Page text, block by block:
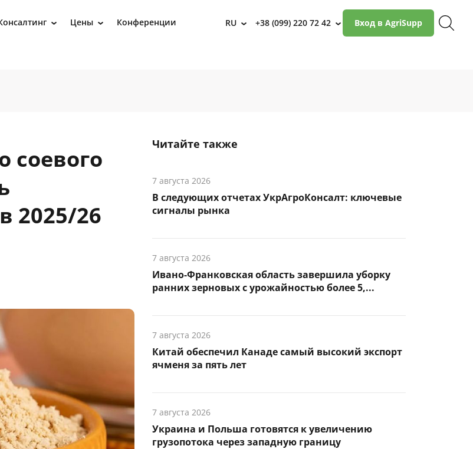
› Цены › Конференции RU › +38 (099) 220 72 42 › Вход в AgriSupp
соевого
2025/26
Читайте также
7 августа 2026
В следующих отчетах УкрАгроКонсалт: ключевые
сигналы рынка
7 августа 2026
Ивано-Франковская область завершила уборку
ранних зерновых с урожайностью более 5,...
7 августа 2026
Китай обеспечил Канаде самый высокий экспорт
ячменя за пять лет
7 августа 2026
Украина и Польша готовятся к увеличению
грузопотока через западную границу